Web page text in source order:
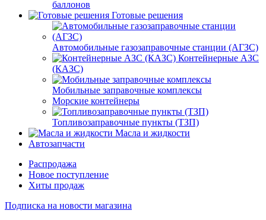
баллонов
Готовые решения
Автомобильные газозаправочные станции (АГЗС)
Контейнерные АЗС
(КАЗС)
Мобильные заправочные комплексы
Морские контейнеры
Топливозаправочные пункты (ТЗП)
Масла и жидкости
Автозапчасти
Распродажа
Новое поступление
Хиты продаж
Подписка на новости магазина